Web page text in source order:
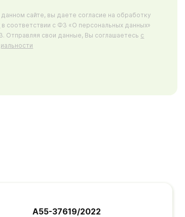
сайте, вы даете согласие на обработку
в соответствии с ФЗ «О персональных данных»
Отправляя свои данные, Вы соглашаетесь с
А55-37619/2022